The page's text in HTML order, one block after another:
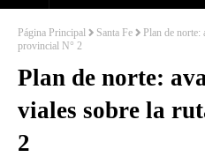
Página Principal Santa Fe
Plan de norte:
provincial N° 2
Plan de norte:
viales sobre la
2